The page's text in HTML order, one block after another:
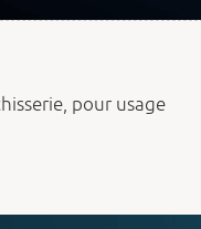
pour usage